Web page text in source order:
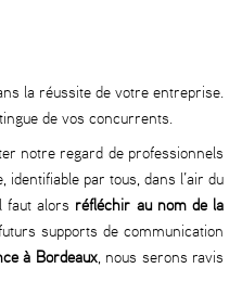
la réussite de votre entreprise.
de vos concurrents.
notre regard de professionnels
par tous, dans l’air du
faut alors réfléchir au nom de la
supports de communication
à Bordeaux, nous serons ravis